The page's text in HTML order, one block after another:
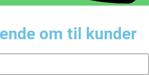
om til kunder